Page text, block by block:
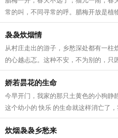
常的叫，不同寻常的呼。腊梅开放是植
爱的张扬。 不知其它猫是不是每年只有
袅袅炊烟情
从村庄走出的游子，乡愁深处都有一柱
的心越忐忑。这种不安，不为别的，只
开始，我开始懂得母亲，懂得了她一生...
娇若昙花的生命
今早开门，我家的那只土黄色的小狗静
这个幼小的 快乐 的生命就这样消亡了
个小生命的到来，很是偶然。约两个...
炊烟袅袅乡愁来